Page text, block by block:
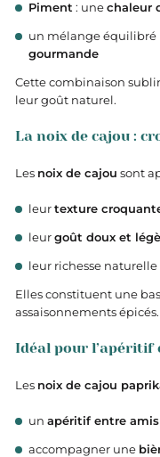
Piment : unechaleur
un mélange équilibré
gourmande
Cette combinaison
leur goût naturel.
La noix de cajou :
Les noix de cajou sont
leurtexture
leurgoût doux et
leur richesse naturelle
Elles constituent une
assaisonnements épicés.
Idéal pour l’apéritif
Les noix de cajou
un apéritif entre amis
accompagner une